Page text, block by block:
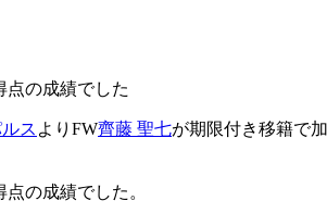
点の成績でした
ス よりFW齊藤 聖七が期限付き移籍で
の成績でした。